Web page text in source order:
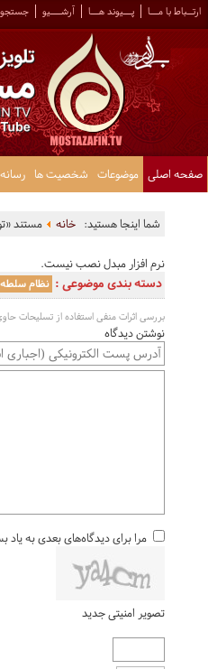
ارتــباط با مـــا پـــیوند هـــا آرشــــیو
صفحه اصلی موضوعات شخصیت ها
شما اینجا هستید: خانه مستند
نرم افزار مبدل نصب نیست.
دسته بندی موضوعی : نظام سلطه
بررسی اثرات منفی استفاده از تسلیحات
نوشتن دیدگاه
مرا برای دیدگاه‌های بعدی به یاد
تصویر امنیتی جدید